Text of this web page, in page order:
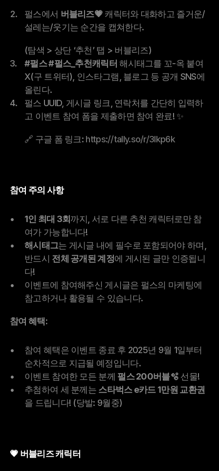
펄스에서 버블리즈💗 캐릭터와 대화하고 즐거운/
설레는/웃기는 순간을 캡쳐한다.
(탐색 > 상단 ‘추천’ 탭 > 버블리즈)
#펄스 #펄스_추천캐릭터 해시태그를 꼬-옥 붙여
X(구 트위터), 인스타그램, 블로그 등 공개 SNS에
올린다.
펄스 UUID, 게시글 링크, 연락처를 간단히 입력하
고 이벤트 참여 폼을 제출하면 참여 완료! ✨
🔗 구글 폼 링크: https://tally.so/r/3lkp6k
참여 주의 사항
1인 최대 3회까지, 서로 다른 추천 캐릭터로만 참
여가 가능합니다!
해시태그는 게시글 내에 필수로 포함되어야 하며,
반드시 전체 공개된 계정에 게시된 글만 인증됩니
다!
이벤트에 참여해주신 게시글은 펄스의 마케팅에
참고하거나 활용될 수 있습니다.
참여 혜택:
참여 혜택은 이벤트 종료 후 2025년 9월 1일부터
순차적으로 지급될 예정입니다.
이벤트 참여한 모든 분께 펄스 200버블🫧 선물!
추첨하여 세 분께는 스타벅스 e카드 1만원 교환권
을 드립니다! (당발: 9월중)
💗 버블리즈 캐릭터